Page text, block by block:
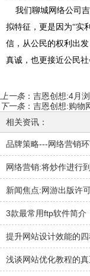
我们聊城网络公司吉
拟特征，更是因为“实
信，从公民的权利出
真诚，也更接近公民社
上一条： 吉恩创想:4月
下一条： 吉恩创想:购物
相关资讯：
品牌策略---网络营销
网络营销:将炒作进行
新闻焦点:网游出版许
3款最常用ftp软件简介
提升网站设计效能的
浅谈网站优化教程的真